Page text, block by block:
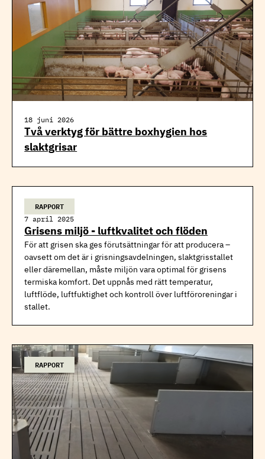
18 juni 2026
Två verktyg för bättre boxhygien hos
slaktgrisar
RAPPORT
7 april 2025
Grisens miljö - luftkvalitet och flöden
För att grisen ska ges förutsättningar för att producera –
oavsett om det är i grisningsavdelningen, slaktgrisstallet
eller däremellan, måste miljön vara optimal för grisens
termiska komfort. Det uppnås med rätt temperatur,
luftflöde, luftfuktighet och kontroll över luftföroreningar i
stallet.
RAPPORT